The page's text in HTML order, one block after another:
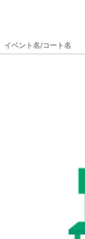
イベント名/コート名